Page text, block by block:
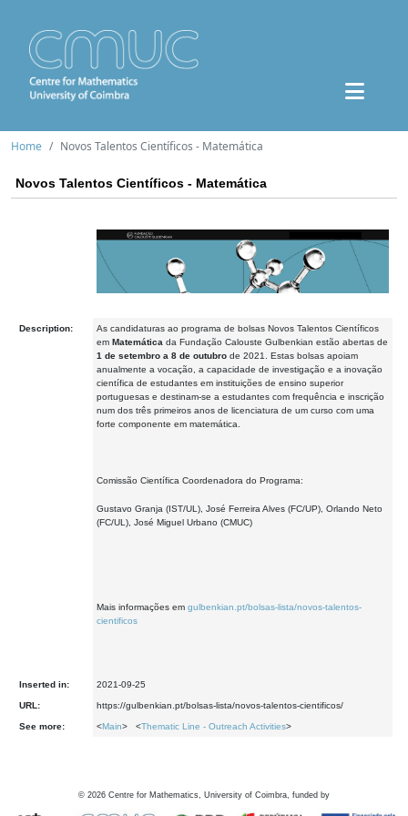
Home Novos Talentos Científicos - Matemática
Novos Talentos Científicos - Matemática
Description:
As candidaturas ao programa de bolsas Novos Talentos Científicos
em Matemática da Fundação Calouste Gulbenkian estão abertas de
1 de setembro a 8 de outubro de 2021. Estas bolsas apoiam
anualmente a vocação, a capacidade de investigação e a inovação
científica de estudantes em instituições de ensino superior
portuguesas e destinam-se a estudantes com frequência e inscrição
num dos três primeiros anos de licenciatura de um curso com uma
forte componente em matemática.
Comissão Científica Coordenadora do Programa:
Gustavo Granja (IST/UL), José Ferreira Alves (FC/UP), Orlando Neto
(FC/UL), José Miguel Urbano (CMUC)
Mais informações em gulbenkian.pt/bolsas-lista/novos-talentos-
cientificos
Inserted in: 2021-09-25
URL: https://gulbenkian.pt/bolsas-lista/novos-talentos-cientificos/
See more: <Main> <Thematic Line - Outreach Activities>
© 2026 Centre for Mathematics, University of Coimbra, funded by